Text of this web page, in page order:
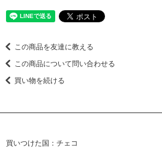
この商品を友達に教える
この商品について問い合わせる
買い物を続ける
買いつけた国：チェコ